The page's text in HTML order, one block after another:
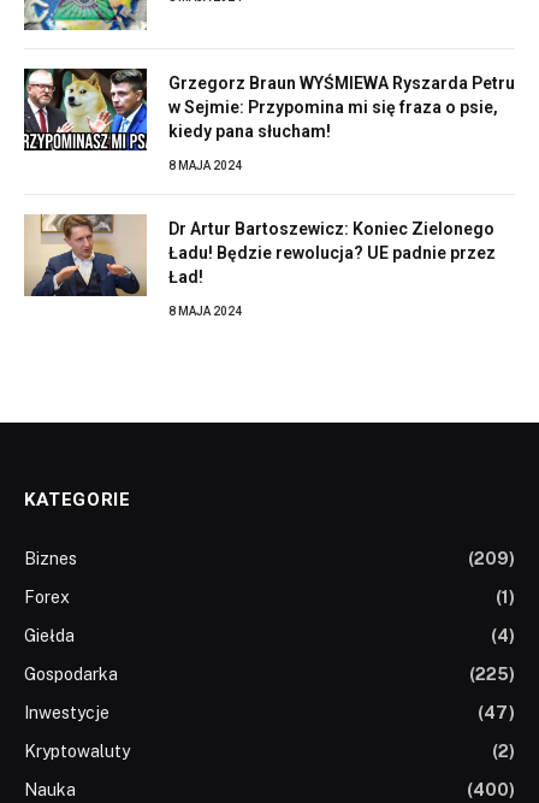
Grzegorz Braun WYŚMIEWA Ryszarda Petru
w Sejmie: Przypomina mi się fraza o psie,
kiedy pana słucham!
8 MAJA 2024
Dr Artur Bartoszewicz: Koniec Zielonego
Ładu! Będzie rewolucja? UE padnie przez
Ład!
8 MAJA 2024
KATEGORIE
Biznes
(209)
Forex
(1)
Giełda
(4)
Gospodarka
(225)
Inwestycje
(47)
Kryptowaluty
(2)
Nauka
(400)